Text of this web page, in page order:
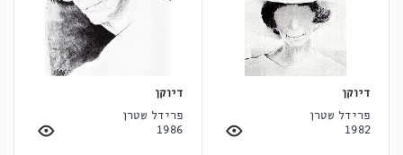
דיוקן
פרידל שטרן
1982
דיוקן
פרידל שטרן
1986